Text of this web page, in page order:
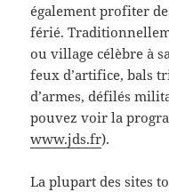
également profiter
férié.
ou village célèbre à
feux d’artifice, bals
d’armes, défilés
pouvez voir la
www.jds.fr).
La plupart des sites